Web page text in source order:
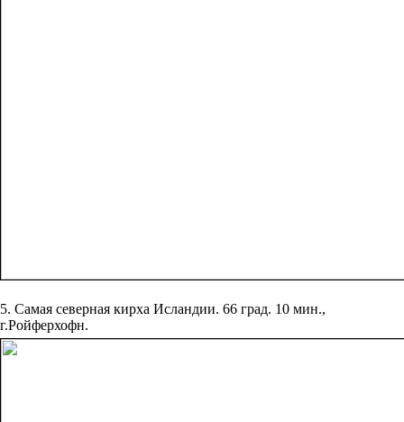
5. Самая северная кирха Исландии. 66 град. 10 мин.,
г.Ройферхофн.